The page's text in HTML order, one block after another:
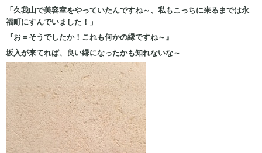
「久我山で美容室をやっていたんですね～、私もこっちに来るまでは永
福町にすんでいました！」
『お＝そうでしたか！これも何かの縁ですね～』
坂入が来てれば、良い縁になったかも知れないな～